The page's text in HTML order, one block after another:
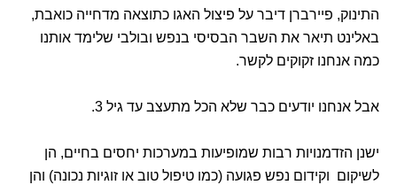
התינוק, פיירברן דיבר על פיצול האגו כתוצאה מדחייה כואבת,
באלינט תיאר את השבר הבסיסי בנפש ובולבי שלימד אותנו
כמה אנחנו זקוקים לקשר.
אבל אנחנו יודעים כבר שלא הכל מתעצב עד גיל 3.
ישנן הזדמנויות רבות שמופיעות במערכות יחסים בחיים, הן
לשיקום וקידום נפש פגועה (כמו טיפול טוב או זוגיות נכונה) והן